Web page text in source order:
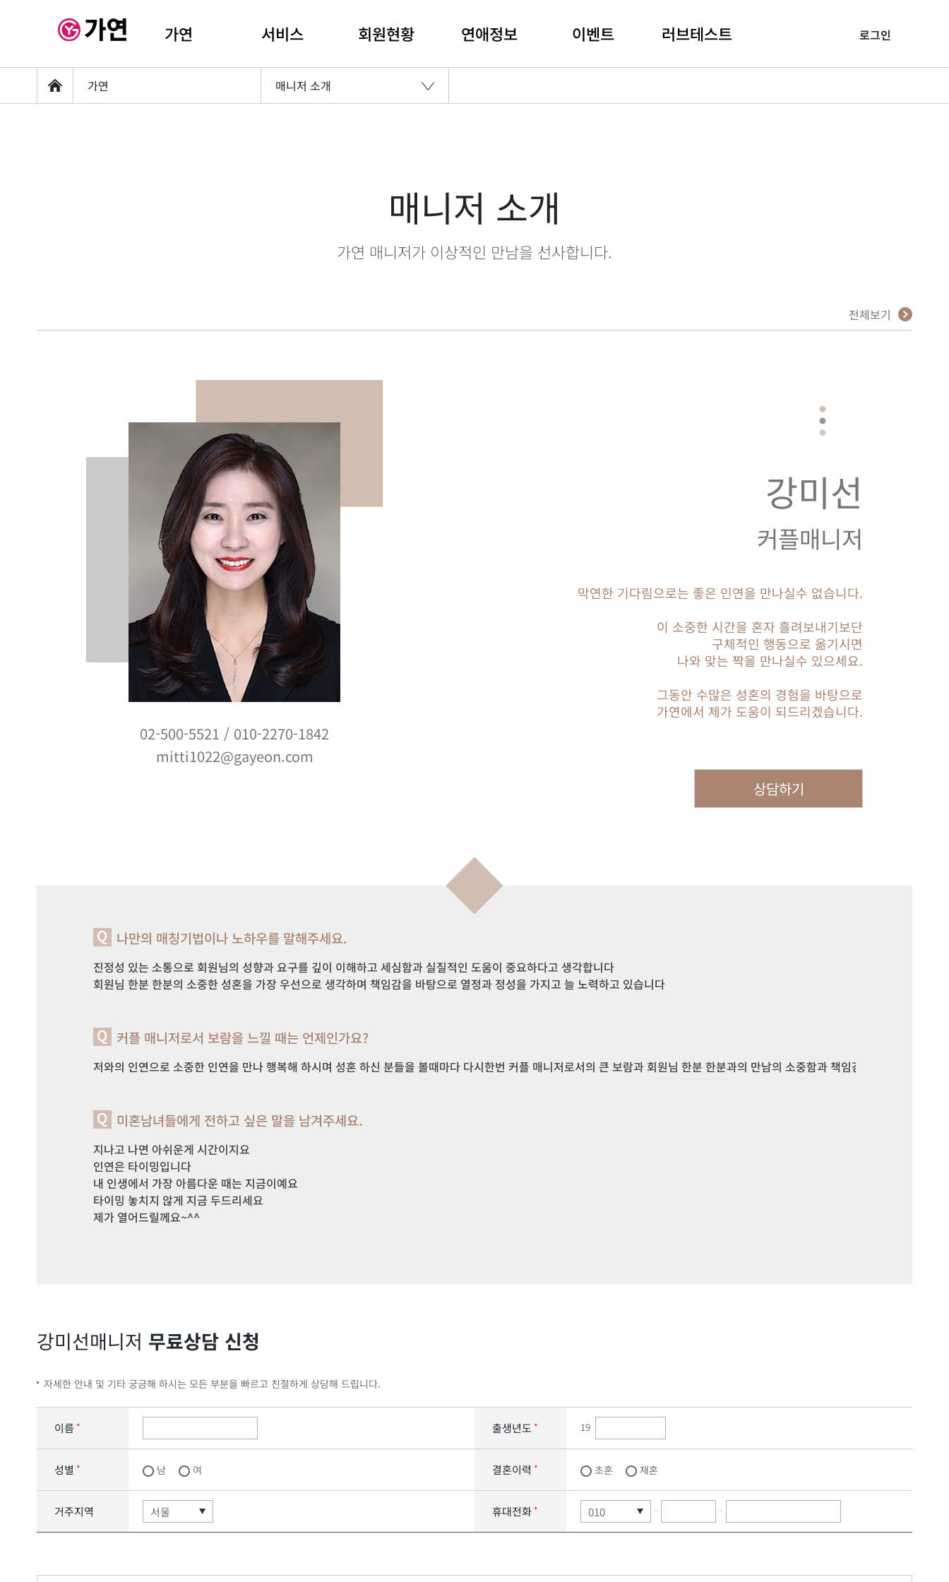
가연 서비스 회원현황 연애정보 이벤트 러브테스트 로그인
홈 가연 매니저 소개
매니저 소개
가연 매니저가 이상적인 만남을 선사합니다.
전체보기
02-500-5521 / 010-2270-1842
mitti1022@gayeon.com
강미선
커플매니저
막연한 기다림으로는 좋은 인연을 만나실수 없습니다.
이 소중한 시간을 혼자 흘려보내기보단
구체적인 행동으로 옮기시면
나와 맞는 짝을 만나실수 있으세요.
그동안 수많은 성혼의 경험을 바탕으로
가연에서 제가 도움이 되드리겠습니다.
상담하기
나만의 매칭기법이나 노하우를 말해주세요.
진정성 있는 소통으로 회원님의 성향과 요구를 깊이 이해하고 세심함과 실질적인 도움이 중요하다고 생각합니다
회원님 한분 한분의 소중한 성혼을 가장 우선으로 생각하며 책임감을 바탕으로 열정과 정성을 가지고 늘 노력하고 있습니다
커플 매니저로서 보람을 느낄 때는 언제인가요?
저와의 인연으로 소중한 인연을 만나 행복해 하시며 성혼 하신 분들을 볼때마다 다시한번 커플 매니저로서의 큰 보람과 회원님 한분 한분과의 만남의 소중함과 책임감을 느끼며 일하고
미혼남녀들에게 전하고 싶은 말을 남겨주세요.
지나고 나면 아쉬운게 시간이지요
인연은 타이밍입니다
내 인생에서 가장 아름다운 때는 지금이예요
타이밍 놓치지 않게 지금 두드리세요
제가 열어드릴께요~^^
강미선매니저 무료상담 신청
자세한 안내 및 기타 궁금해 하시는 모든 부분을 빠르고 친절하게 상담해 드립니다.
이름 * 출생년도 * 19
성별 * 남 여 결혼이력 * 초혼 재혼
거주지역 휴대전화 * - -